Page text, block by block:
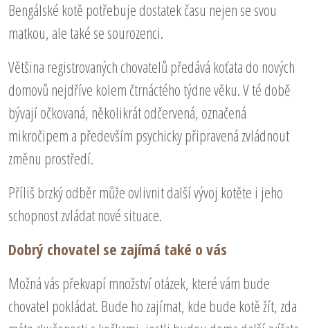
Bengálské kotě potřebuje dostatek času nejen se svou
matkou, ale také se sourozenci.
Většina registrovaných chovatelů předává koťata do nových
domovů nejdříve kolem čtrnáctého týdne věku. V té době
bývají očkovaná, několikrát odčervená, označená
mikročipem a především psychicky připravená zvládnout
změnu prostředí.
Příliš brzký odběr může ovlivnit další vývoj kotěte i jeho
schopnost zvládat nové situace.
Dobrý chovatel se zajímá také o vás
Možná vás překvapí množství otázek, které vám bude
chovatel pokládat. Bude ho zajímat, kde bude kotě žít, zda